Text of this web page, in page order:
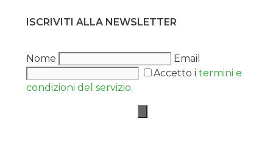
ISCRIVITI ALLA NEWSLETTER
Nome
Email
Accetto i termini e
condizioni del servizio.